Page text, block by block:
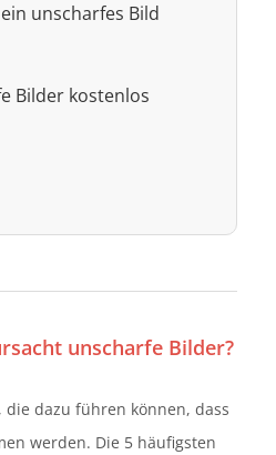
unscharfes Bild
Bilder kostenlos
unscharfe Bilder?
die dazu führen können, dass
werden. Die 5 häufigsten